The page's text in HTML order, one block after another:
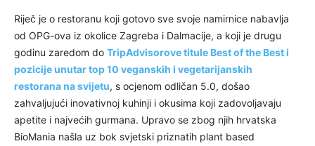
Riječ je o restoranu koji gotovo sve svoje namirnice nabavlja
od OPG-ova iz okolice Zagreba i Dalmacije, a koji je drugu
godinu zaredom do TripAdvisorove titule Best of the Best i
pozicije unutar top 10 veganskih i vegetarijanskih
restorana na svijetu, s ocjenom odličan 5.0, došao
zahvaljujući inovativnoj kuhinji i okusima koji zadovoljavaju
apetite i najvećih gurmana. Upravo se zbog njih hrvatska
BioMania našla uz bok svjetski priznatih plant based